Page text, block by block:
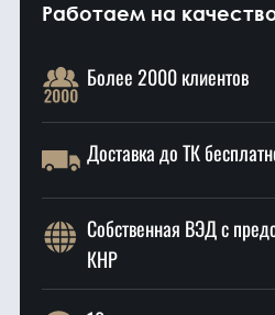
Работаем на
Более 2000 клиентов
Доставка до ТК
Собственная ВЭД с
КНР